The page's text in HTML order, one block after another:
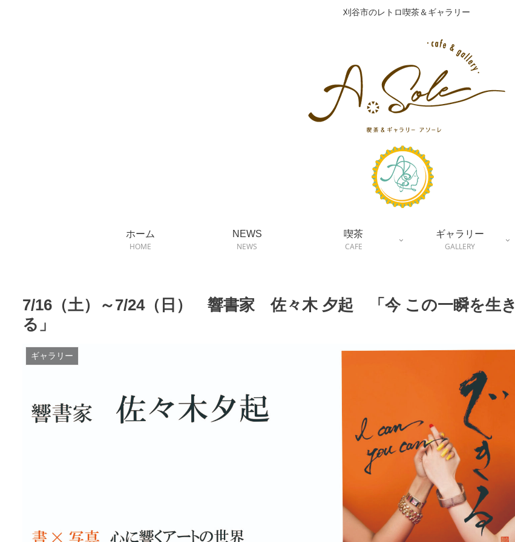
刈谷市のレトロ喫茶＆ギャラリー
ホーム
HOME
NEWS
NEWS
喫茶
CAFE
ギャラリー
GALLERY
7/16（土）～7/24（日） 響書家 佐々木 夕起 「今 この一瞬を生き
る」
ギャラリー